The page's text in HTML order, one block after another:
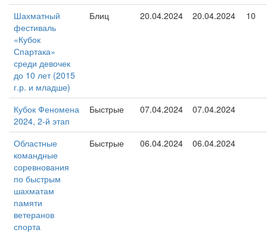
Шахматный
фестиваль
«Кубок
Спартака»
среди девочек
до 10 лет (2015
г.р. и младше)
Блиц 20.04.2024 20.04.2024 10
Кубок Феномена
2024, 2-й этап
Быстрые 07.04.2024 07.04.2024
Областные
командные
соревнования
по быстрым
шахматам
памяти
ветеранов
спорта
Быстрые 06.04.2024 06.04.2024